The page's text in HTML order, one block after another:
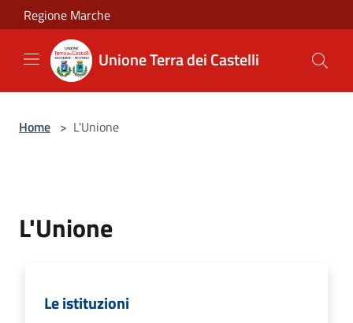
Salta al contenuto principale
Regione Marche
Unione Terra dei Castelli
Home > L'Unione
L'Unione
Le istituzioni